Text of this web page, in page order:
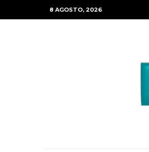
8 AGOSTO, 2026